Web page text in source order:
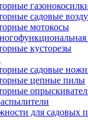
садовые
мотокосы
кусторезы
садовые
цепные пилы
для садовых